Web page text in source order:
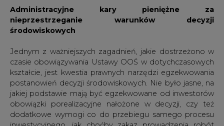
państwa członkowskie do wprowadzenia sankcji
zapewniających skuteczną realizację przepisów krajowych
o ocenach oddziaływania na środowisko. Z tych przyczyn
autorzy Projektu Ustawy postanowili sięgnąć po – jak się
wydaje – surowe środki, przewidując instytucję kar
pieniężnych z tytułu naruszenia niektórych postanowień
decyzji środowiskowych. Proponuje się wprowadzenie
administracyjnych kar pieniężnych w wysokości do 1 000
000 zł, nakładanych m.in. za naruszenie określonych w
decyzji środowiskowej: (i) warunków wykorzystania
terenu w fazie realizacji, (ii) obowiązku zapobiegania,
ograniczania oraz monitorowania oddziaływania